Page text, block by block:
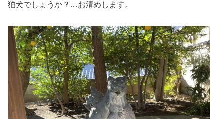
狛犬でしょうか？…お清めします。